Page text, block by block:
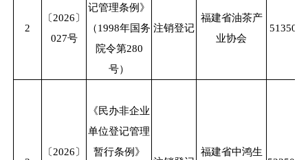
2
〔2026〕
027号
记管理条例》
（1998年国务
院令第280
号）
注销登记
福建省油茶产
业协会
〔2026〕
《民办非企业
单位登记管理
暂行条例》
福建省中鸿生